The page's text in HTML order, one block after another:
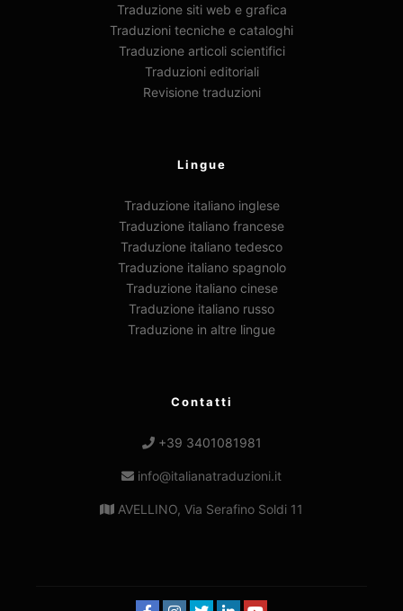
Traduzione siti web e grafica
Traduzioni tecniche e cataloghi
Traduzione articoli scientifici
Traduzioni editoriali
Revisione traduzioni
Lingue
Traduzione italiano inglese
Traduzione italiano francese
Traduzione italiano tedesco
Traduzione italiano spagnolo
Traduzione italiano cinese
Traduzione italiano russo
Traduzione in altre lingue
Contatti
+39 3401081981
info@italianatraduzioni.it
AVELLINO, Via Serafino Soldi 11